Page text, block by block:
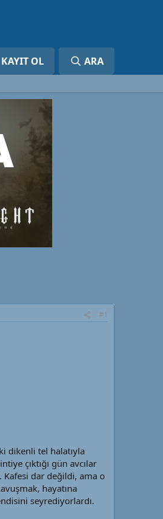
KAYIT OL ARA
#1
dikenli tel halatıyla
çıktığı gün avcılar
Kafesi dar değildi, ama o
hayatına
seyrediyorlardı.